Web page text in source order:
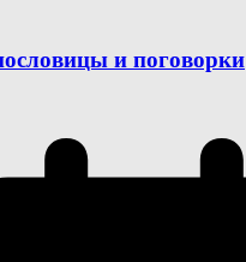
и поговорки